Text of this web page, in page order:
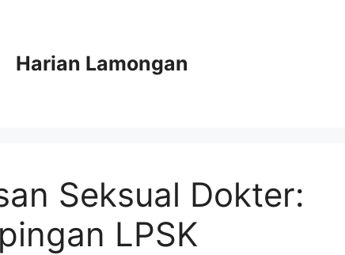
Harian Lamongan
Seksual Dokter:
LPSK